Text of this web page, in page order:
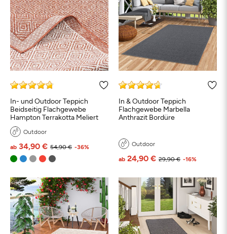
In- und Outdoor Teppich
Beidseitig Flachgewebe
Hampton Terrakotta Meliert
Outdoor
54,90 €
ab 34,90 € -36%
In & Outdoor Teppich
Flachgewebe Marbella
Anthrazit Bordüre
Outdoor
29,90 €
ab 24,90 € -16%